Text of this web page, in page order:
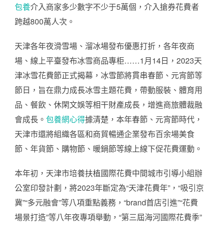
包養介入商家多少數字不少于5萬個，介入搶券花費者
跨越800萬人次。
天津各年夜滑雪場、溜冰場發布優惠打折，各年夜商
場、線上平臺發布冰雪商品專柜……1月14日，2023天
津冰雪花費節正式揭幕，冰雪節將貫串春節、元宵節等
節日，旨在鼎力成長冰雪主題花費，帶動服裝、體育用
品、餐飲、休閑文娛等相干財產成長，增進商旅體裁融
會成長。 包養網心得據清楚，本年春節、元宵節時代，
天津市還將組織各區和商貿暢通企業發布百余場美食
節、年貨節、購物節、暖鍋節等線上線下促花費運動。
本年初，天津市培養扶植國際花費中間城市引導小組辦
公室印發計劃，將2023年斷定為“天津花費年”，“吸引京
冀”“多元融會”等八項重點義務，“brand首店引進”“花費
場景打造”等八年夜專項舉動，“第三屆海河國際花費季”